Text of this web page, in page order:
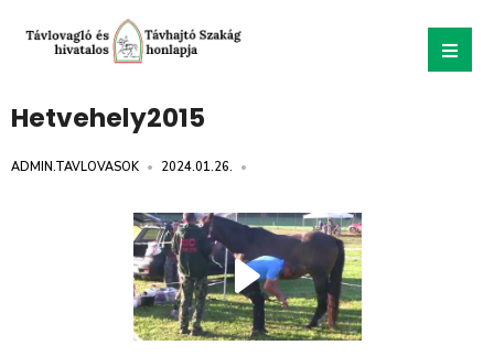
Hetvehely2015
ADMIN.TAVLOVASOK • 2024.01.26. •